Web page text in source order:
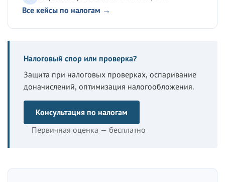
Все кейсы по налогам →
Налоговый спор или проверка?
Защита при налоговых проверках, оспаривание
доначислений, оптимизация налогообложения.
Консультация по налогам
Первичная оценка — бесплатно